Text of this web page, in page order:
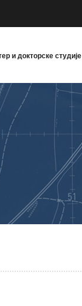
и докторске студије